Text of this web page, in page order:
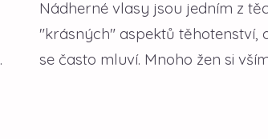
Nádherné vlasy jsou jedním z
"krásných" aspektů těhotenství,
se často mluví. Mnoho žen si